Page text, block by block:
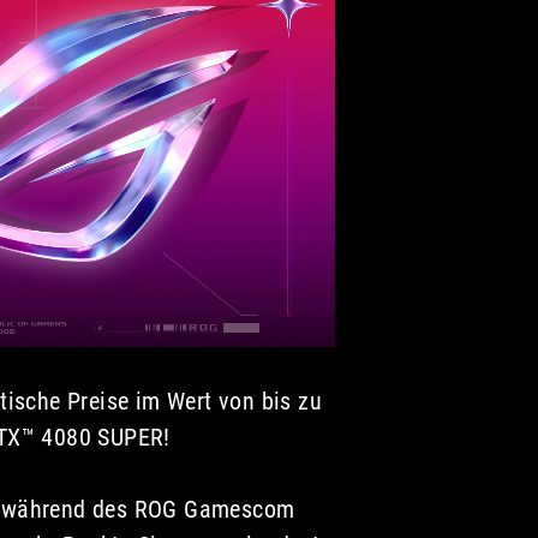
Preise im Wert von bis zu
4080 SUPER!
des ROG Gamescom